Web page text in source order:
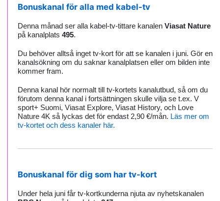
Bonuskanal för alla med kabel-tv
Denna månad ser alla kabel-tv-tittare kanalen Viasat Nature
på kanalplats 495.
Du behöver alltså inget tv-kort för att se kanalen i juni. Gör en
kanalsökning om du saknar kanalplatsen eller om bilden inte
kommer fram.
Denna kanal hör normalt till tv-kortets kanalutbud, så om du
förutom denna kanal i fortsättningen skulle vilja se t.ex. V
sport+ Suomi, Viasat Explore, Viasat History, och Love
Nature 4K så lyckas det för endast 2,90 €/mån. Läs mer om
tv-kortet och dess kanaler här.
Bonuskanal för dig som har tv-kort
Under hela juni får tv-kortkunderna njuta av nyhetskanalen